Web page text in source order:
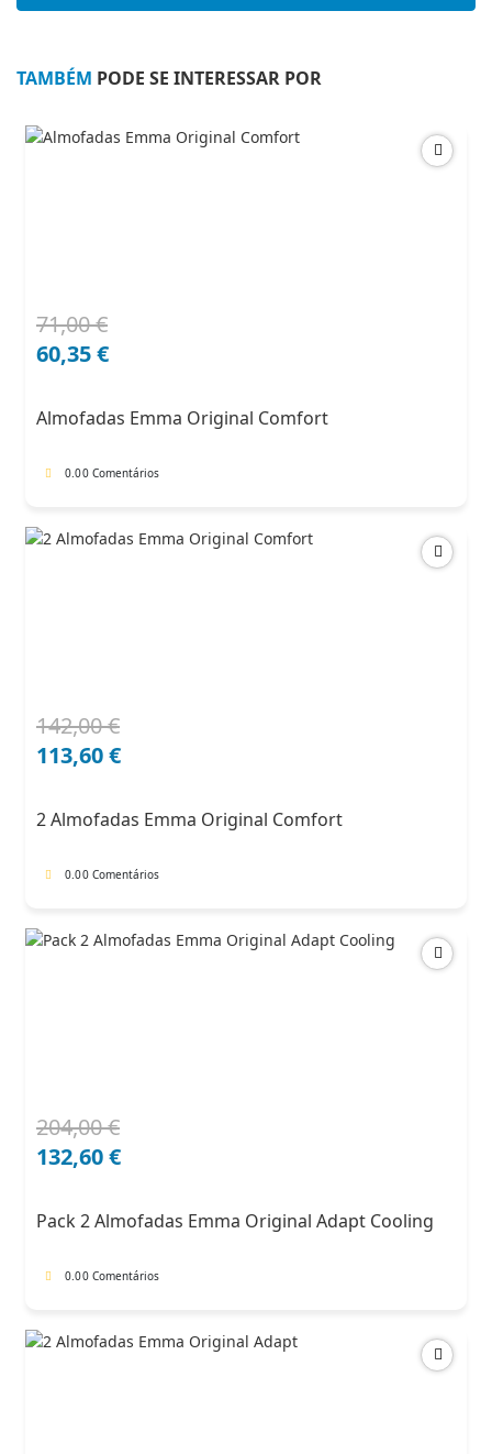
TAMBÉM PODE SE INTERESSAR POR
71,00€
O
preço
71,00 €.
60,35€
O
preço
60,35 €.
Almofadas Emma Original Comfort
0.00 Comentários
142,00€
O
preço
142,00 €.
113,60€
O
preço
113,60 €.
2 Almofadas Emma Original Comfort
0.00 Comentários
204,00€
O
preço
204,00 €.
132,60€
O
preço
132,60 €.
Pack 2 Almofadas Emma Original Adapt Cooling
0.00 Comentários